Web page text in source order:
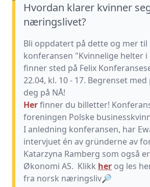
Hvordan klarer kvinner
næringslivet?
Bli oppdatert på dette og mer til
konferansen "Kvinnelige helter i
finner sted på Felix
22.04, kl. 10 - 17. Begrenset med
deg på NÅ!
Herfinner du billetter!
foreningen Polske
I anledning konferansen, har
intervjuet én av gründerne av
Katarzyna Ramberg som også
Økonomi AS. Klikk her og les
fra norsk næringsliv🔎